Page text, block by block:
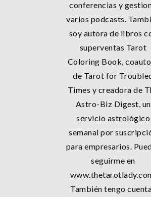
conferencias y
varios podcasts.
soy autora de libros
superventas Tarot
Coloring Book,
de Tarot for
Times y creadora de
Astro-Biz Digest, un
servicio astrológico
semanal por
para empresarios.
seguirme en
También tengo